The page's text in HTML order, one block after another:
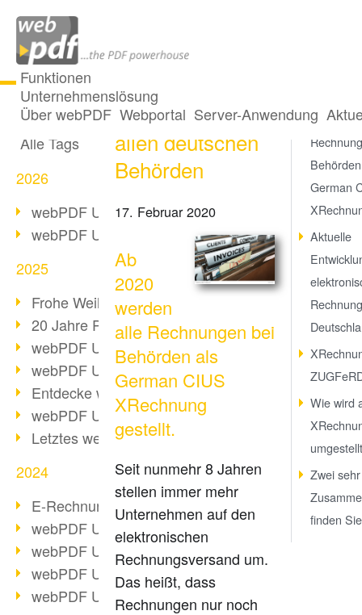
Funktionen
Unternehmenslösung
Über webPDF Webportal Server-Anwendung
Alle Beiträge
Alle Tags
2026
webPDF Update 10.0.5
webPDF Update 10.0.4
2025
Frohe Weihnachten & Auszeit
20 Jahre PDF/A
webPDF Update 10.0.3
webPDF Update 10.0.2
Entdecke webPDF 10
webPDF Update 9.0.0.3655
Letztes webPDF 8 Update
2024
E-Rechnungsstellung ab 2025
webPDF Update 9.0.0.3584
webPDF Update 9.0.0.3479
webPDF Update 9.0.0.3361
webPDF Update 9.0.0.3264
XRechnung bei
allen deutschen
Behörden
17. Februar 2020
Ab
2020
werden
alle Rechnungen bei
Behörden als
German CIUS
XRechnung
gestellt.
Seit nunmehr 8 Jahren
stellen immer mehr
Unternehmen auf den
elektronischen
Rechnungsversand um.
Das heißt, dass
Rechnungen nur noch
Ab 2020
German
Aktuelle
Wie wird
Zwei
finden